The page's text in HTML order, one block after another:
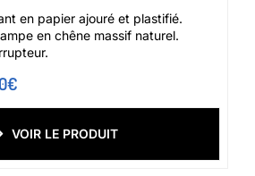
en papier ajouré et plastifié.
en chêne massif naturel.
€Plage
de
65,00€
à
VOIR LE PRODUIT